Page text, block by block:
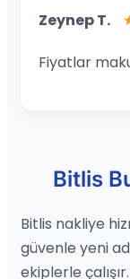
Zeynep T.
Fiyatlar
Bitlis
Bitlis nakliye
güvenle yeni
ekiplerle